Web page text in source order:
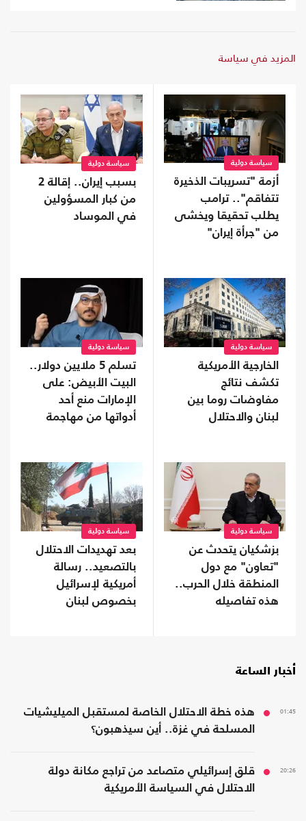
المزيد في سياسة
سياسة دولية
أزمة "تسريبات الذخيرة
تتفاقم".. ترامب
يطلب تحقيقا ويخشى
من "جرأة إيران"
سياسة دولية
بسبب إيران.. إقالة 2
من كبار المسؤولين
في الموساد
سياسة دولية
الخارجية الأمريكية
تكشف نتائج
مفاوضات روما بين
لبنان والاحتلال
سياسة دولية
تسلم 5 ملايين دولار..
البيت الأبيض: على
الإمارات منع أحد
أدواتها من مهاجمة
سياسة دولية
بزشكيان يتحدث عن
"تعاون" مع دول
المنطقة خلال الحرب..
هذه تفاصيله
سياسة دولية
بعد تهديدات الاحتلال
بالتصعيد.. رسالة
أمريكية لإسرائيل
بخصوص لبنان
أخبار الساعة
01:45
هذه خطة الاحتلال الخاصة لمستقبل الميليشيات
المسلحة في غزة.. أين سيذهبون؟
20:26
قلق إسرائيلي متصاعد من تراجع مكانة دولة
الاحتلال في السياسة الأمريكية